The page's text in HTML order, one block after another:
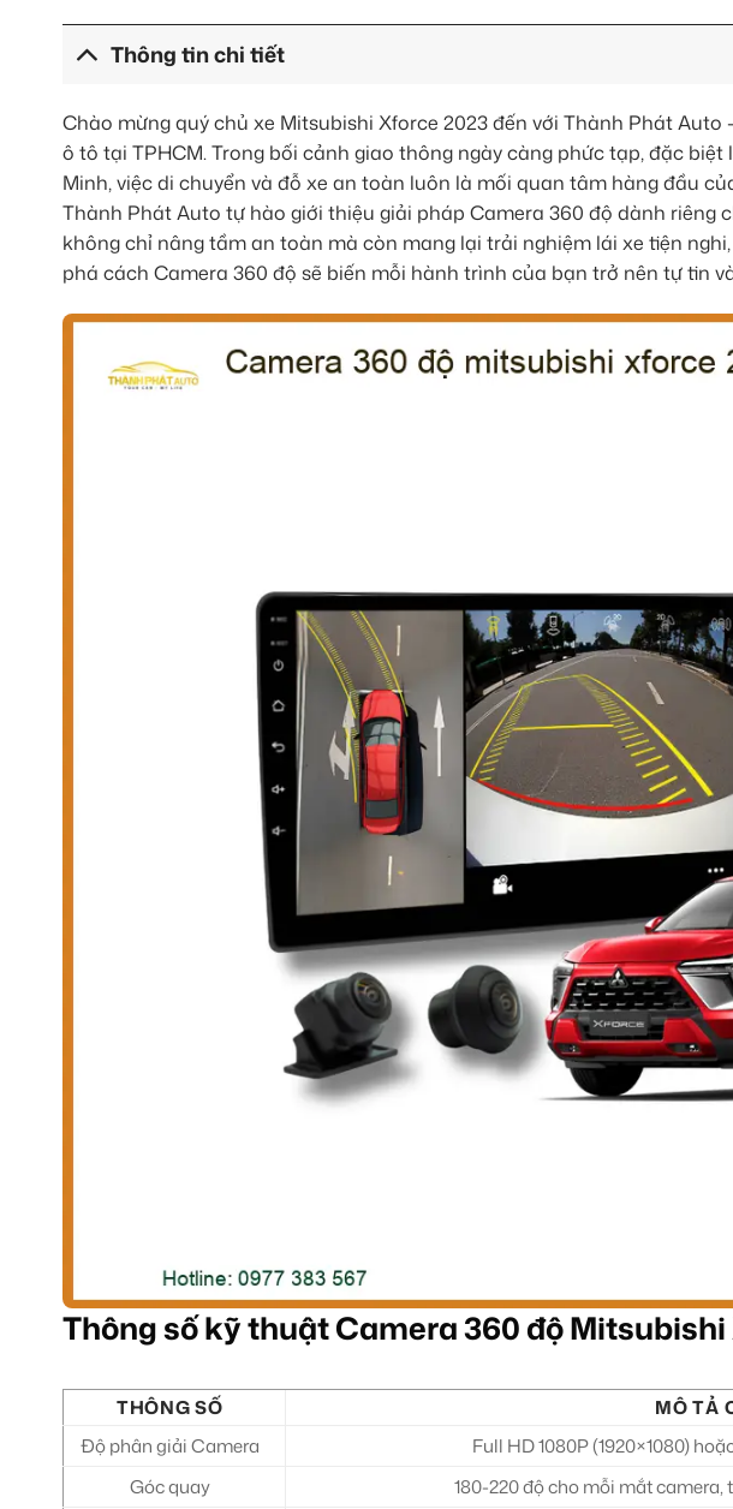
Thông tin chi tiết
Chào mừng quý chủ xe Mitsubishi Xforce 2023 đến với Thành Phát
ô tô tại TPHCM. Trong bối cảnh giao thông ngày càng phức tạp, đặc
Minh, việc di chuyển và đỗ xe an toàn luôn là mối quan tâm hàng đầu
Thành Phát Auto tự hào giới thiệu giải pháp Camera 360 độ dành riêng
không chỉ nâng tầm an toàn mà còn mang lại trải nghiệm lái xe tiện
phá cách Camera 360 độ sẽ biến mỗi hành trình của bạn trở nên tự tin
Thông số kỹ thuật Camera 360 độ
THÔNG SỐ
MÔ TẢ
Độ phân giải Camera
Full HD 1080P (1920×1080)
Góc quay
180-220 độ cho mỗi mắt